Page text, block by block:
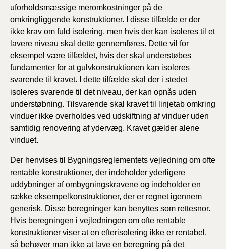
uforholdsmæssige meromkostninger på de
omkringliggende konstruktioner. I disse tilfælde er der
ikke krav om fuld isolering, men hvis der kan isoleres til et
lavere niveau skal dette gennemføres. Dette vil for
eksempel være tilfældet, hvis der skal understøbes
fundamenter for at gulvkonstruktionen kan isoleres
svarende til kravet. I dette tilfælde skal der i stedet
isoleres svarende til det niveau, der kan opnås uden
understøbning. Tilsvarende skal kravet til linjetab omkring
vinduer ikke overholdes ved udskiftning af vinduer uden
samtidig renovering af ydervæg. Kravet gælder alene
vinduet.
Der henvises til Bygningsreglementets vejledning om ofte
rentable konstruktioner, der indeholder yderligere
uddybninger af ombygningskravene og indeholder en
række eksempelkonstruktioner, der er regnet igennem
generisk. Disse beregninger kan benyttes som rettesnor.
Hvis beregningen i vejledningen om ofte rentable
konstruktioner viser at en efterisolering ikke er rentabel,
så behøver man ikke at lave en beregning på det